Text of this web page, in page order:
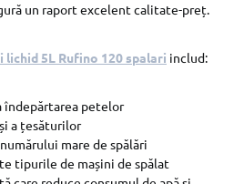
un raport excelent calitate-preț.
5L Rufino 120 spalari includ:
îndepărtarea petelor
a țesăturilor
mare de spălări
tipurile de mașini de spălat